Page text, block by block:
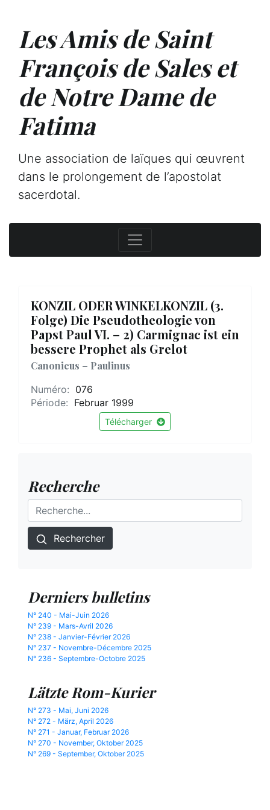
Les Amis de Saint
François de Sales et
de Notre Dame de
Fatima
Une association de laïques qui œuvrent
dans le prolongement de l’apostolat
sacerdotal.
KONZIL ODER WINKELKONZIL (3.
Folge) Die Pseudotheologie von
Papst Paul VI. – 2) Carmignac ist ein
bessere Prophet als Grelot
Canonicus – Paulinus
Numéro: 076
Période: Februar 1999
Télécharger
Recherche
Rechercher
Derniers bulletins
N° 240 - Mai-Juin 2026
N° 239 - Mars-Avril 2026
N° 238 - Janvier-Février 2026
N° 237 - Novembre-Décembre 2025
N° 236 - Septembre-Octobre 2025
Lätzte Rom-Kurier
N° 273 - Mai, Juni 2026
N° 272 - März, April 2026
N° 271 - Januar, Februar 2026
N° 270 - November, Oktober 2025
N° 269 - September, Oktober 2025